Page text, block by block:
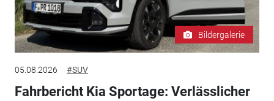
Bildergalerie
05.08.2026 #SUV
Fahrbericht Kia Sportage: Verlässlicher